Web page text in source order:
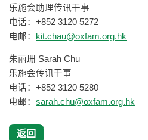
乐施会助理传讯干事
电话：+852 3120 5272
电邮：
kit.chau@oxfam.org.hk
朱丽珊 Sarah Chu
乐施会传讯干事
电话：+852 3120 5280
电邮： sarah.chu@oxfam.org.hk
返回